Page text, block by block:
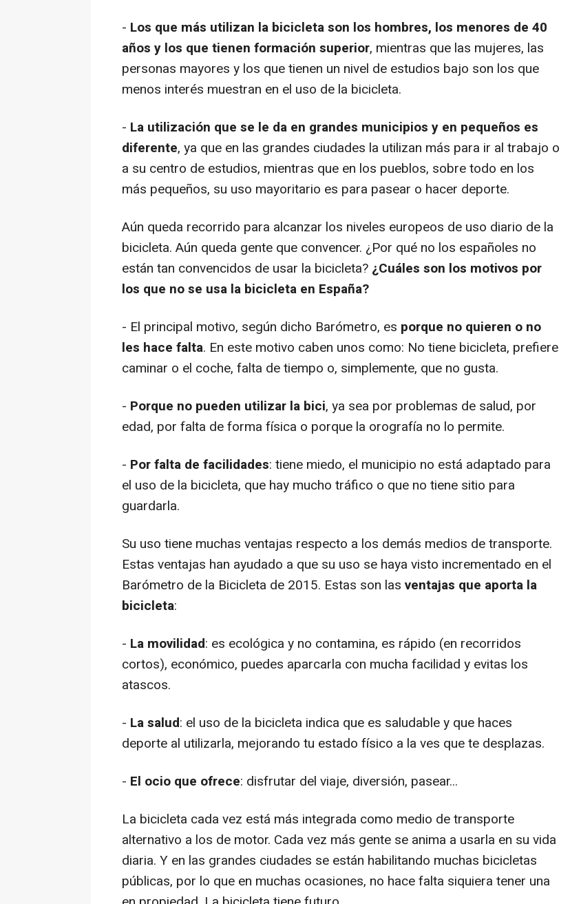
- Los que más utilizan la bicicleta son los hombres, los menores de 40
años y los que tienen formación superior, mientras que las mujeres, las
personas mayores y los que tienen un nivel de estudios bajo son los que
menos interés muestran en el uso de la bicicleta.
- La utilización que se le da en grandes municipios y en pequeños es
diferente, ya que en las grandes ciudades la utilizan más para ir al trabajo o
a su centro de estudios, mientras que en los pueblos, sobre todo en los
más pequeños, su uso mayoritario es para pasear o hacer deporte.
Aún queda recorrido para alcanzar los niveles europeos de uso diario de la
bicicleta. Aún queda gente que convencer. ¿Por qué no los españoles no
están tan convencidos de usar la bicicleta? ¿Cuáles son los motivos por
los que no se usa la bicicleta en España?
- El principal motivo, según dicho Barómetro, es porque no quieren o no
les hace falta. En este motivo caben unos como: No tiene bicicleta, prefiere
caminar o el coche, falta de tiempo o, simplemente, que no gusta.
- Porque no pueden utilizar la bici, ya sea por problemas de salud, por
edad, por falta de forma física o porque la orografía no lo permite.
- Por falta de facilidades: tiene miedo, el municipio no está adaptado para
el uso de la bicicleta, que hay mucho tráfico o que no tiene sitio para
guardarla.
Su uso tiene muchas ventajas respecto a los demás medios de transporte.
Estas ventajas han ayudado a que su uso se haya visto incrementado en el
Barómetro de la Bicicleta de 2015. Estas son las ventajas que aporta la
bicicleta:
- La movilidad: es ecológica y no contamina, es rápido (en recorridos
cortos), económico, puedes aparcarla con mucha facilidad y evitas los
atascos.
- La salud: el uso de la bicicleta indica que es saludable y que haces
deporte al utilizarla, mejorando tu estado físico a la ves que te desplazas.
- El ocio que ofrece: disfrutar del viaje, diversión, pasear...
La bicicleta cada vez está más integrada como medio de transporte
alternativo a los de motor. Cada vez más gente se anima a usarla en su vida
diaria. Y en las grandes ciudades se están habilitando muchas bicicletas
públicas, por lo que en muchas ocasiones, no hace falta siquiera tener una